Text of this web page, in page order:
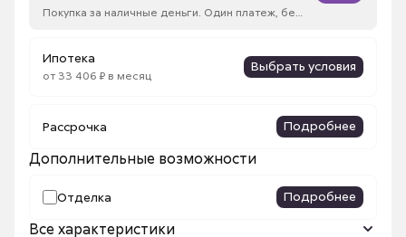
Покупка за наличные деньги. Один платеж, без рассрочки
Ипотека
от 33 406 ₽ в месяц
Выбрать условия
Рассрочка Подробнее
Дополнительные возможности
Отделка Подробнее
Все характеристики